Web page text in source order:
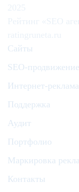
Сайты
SEO-продвижение
Интернет-реклама
Поддержка
Аудит
Портфолио
Маркировка
Контакты